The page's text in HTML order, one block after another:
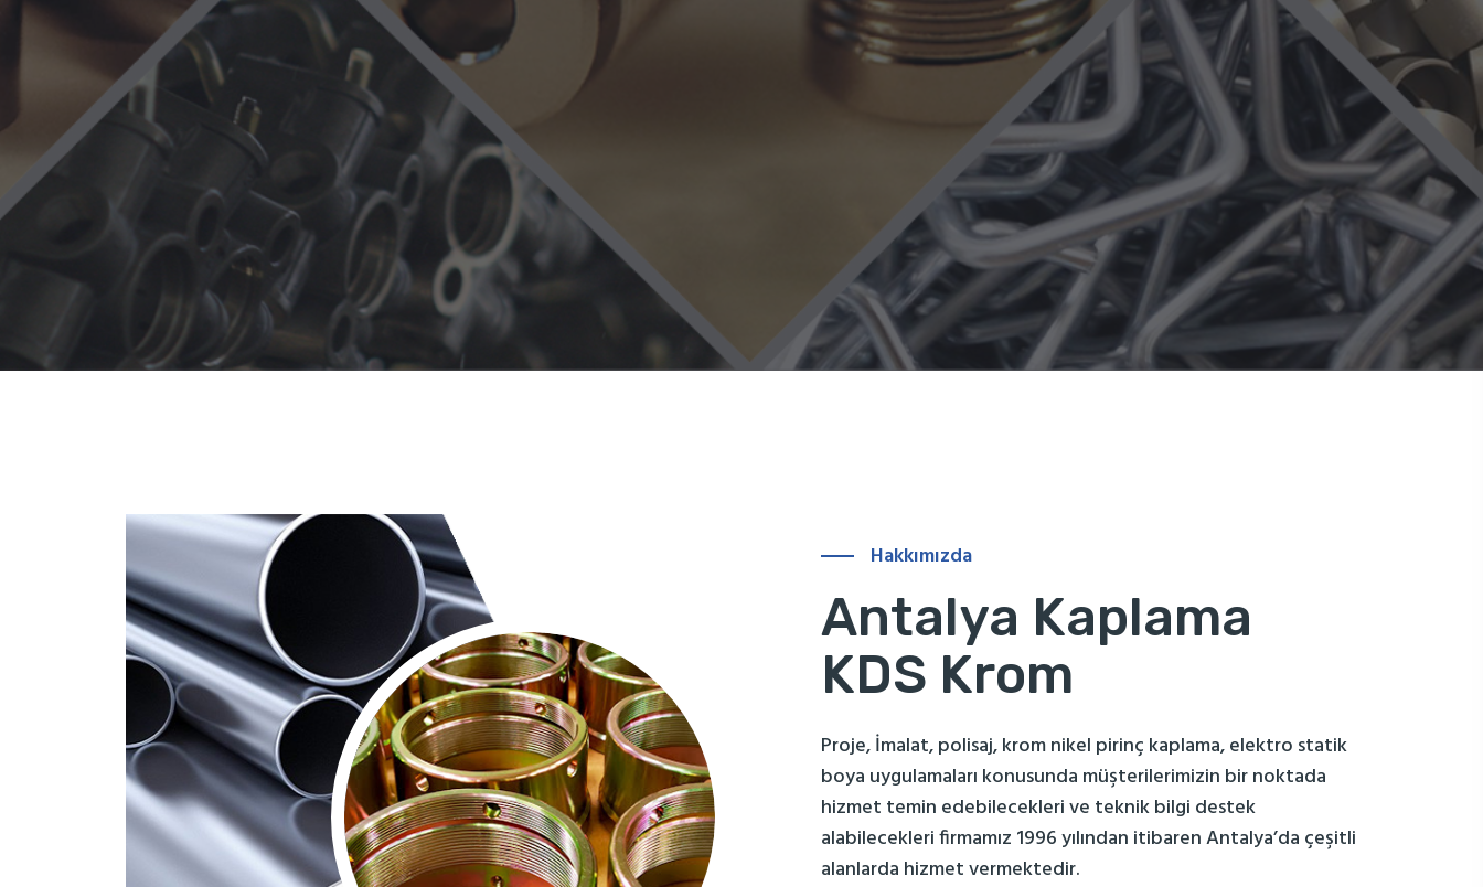
Hakkımızda
Antalya Kaplama
KDS Krom
Proje, İmalat, polisaj, krom nikel pirinç kaplama, elektro statik
boya uygulamaları konusunda müşterilerimizin bir noktada
hizmet temin edebilecekleri ve teknik bilgi destek
alabilecekleri firmamız 1996 yılından itibaren Antalya’da çeşitli
alanlarda hizmet vermektedir.